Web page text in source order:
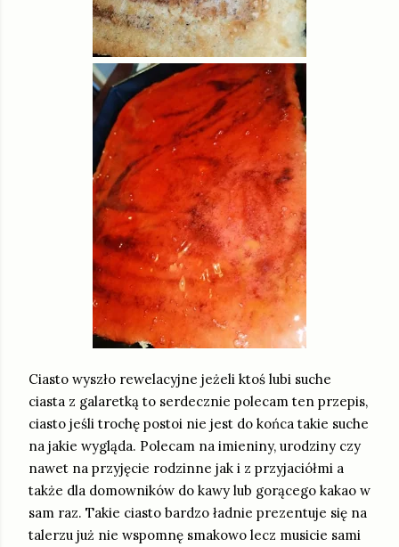
Ciasto wyszło rewelacyjne jeżeli ktoś lubi suche
ciasta z galaretką to serdecznie polecam ten przepis,
ciasto jeśli trochę postoi nie jest do końca takie suche
na jakie wygląda. Polecam na imieniny, urodziny czy
nawet na przyjęcie rodzinne jak i z przyjaciółmi a
także dla domowników do kawy lub gorącego kakao w
sam raz. Takie ciasto bardzo ładnie prezentuje się na
talerzu już nie wspomnę smakowo lecz musicie sami